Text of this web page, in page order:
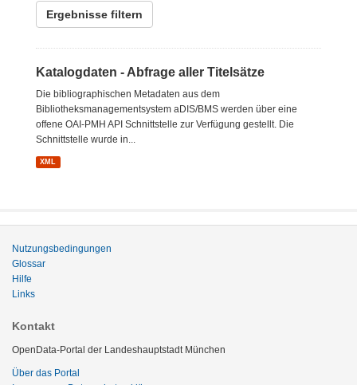
Ergebnisse filtern
Katalogdaten - Abfrage aller Titelsätze
Die bibliographischen Metadaten aus dem
Bibliotheksmanagementsystem aDIS/BMS werden über eine
offene OAI-PMH API Schnittstelle zur Verfügung gestellt. Die
Schnittstelle wurde in...
XML
Nutzungsbedingungen
Glossar
Hilfe
Links
Kontakt
OpenData-Portal der Landeshauptstadt München
Über das Portal